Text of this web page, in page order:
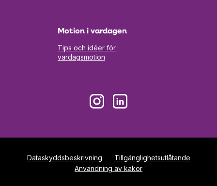
Motion i vardagen
Tips och idéer för
vardagsmotion
Öppnas
i
Öppnas
i
Dataskyddsbeskrivning
Tillgänglighetsutlåtande
Användning av kakor